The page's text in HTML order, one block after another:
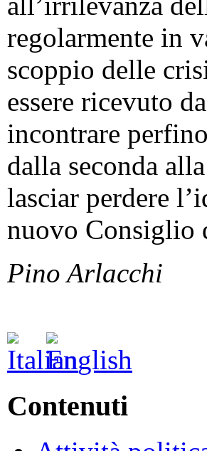
regolarmente in
scoppio delle
essere ricevuto
incontrare
dalla seconda
lasciar perdere
nuovo Consiglio
Pino Arlacchi
Contenuti